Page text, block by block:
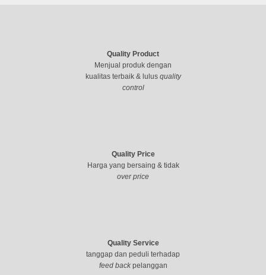
Quality Product
Menjual produk dengan
kualitas terbaik & lulus quality
control
Quality Price
Harga yang bersaing & tidak
over price
Quality Service
tanggap dan peduli terhadap
feed backpelanggan